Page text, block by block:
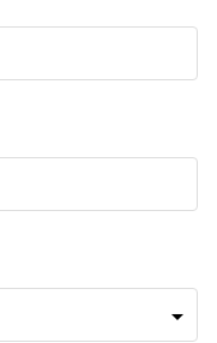
arrow_drop_down